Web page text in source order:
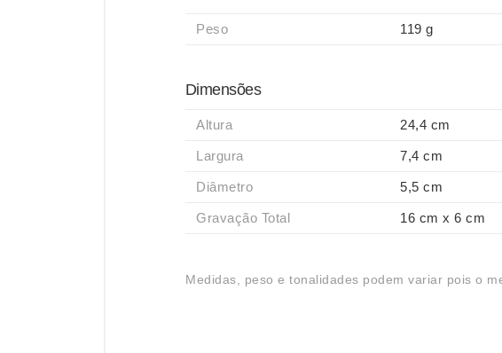
Peso 119 g
Dimensões
Altura 24,4 cm
Largura 7,4 cm
Diâmetro 5,5 cm
Gravação Total 16 cm x 6 cm
Medidas, peso e tonalidades podem variar pois o